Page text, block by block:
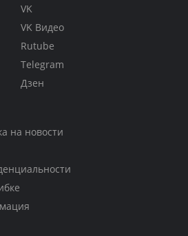
VK
VK Видео
Rutube
Telegram
Дзен
на новости